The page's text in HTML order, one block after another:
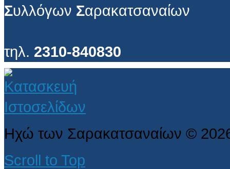
Συλλόγων Σαρακατσαναίων
τηλ. 2310-840830
Ηχώ των Σαρακατσαναίων ©
Scroll to Top